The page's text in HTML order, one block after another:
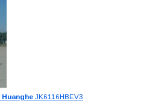
JK6116HBEV3